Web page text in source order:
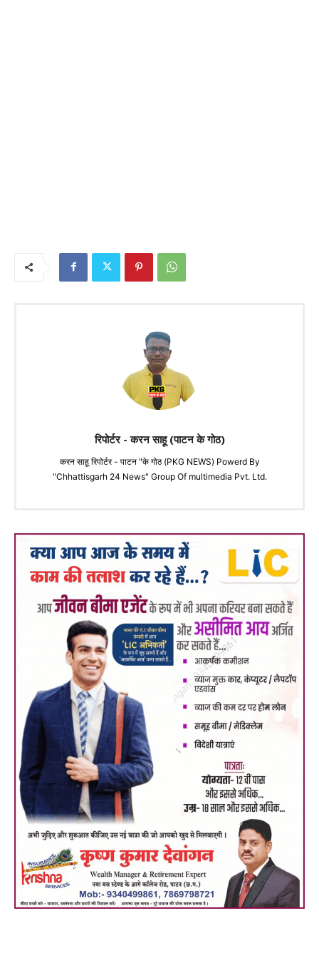
रिपोर्टर - करन साहू (पाटन के गोठ)
करन साहू रिपोर्टर - पाटन "के गोठ (PKG NEWS) Powerd By
"Chhattisgarh 24 News" Group Of multimedia Pvt. Ltd.